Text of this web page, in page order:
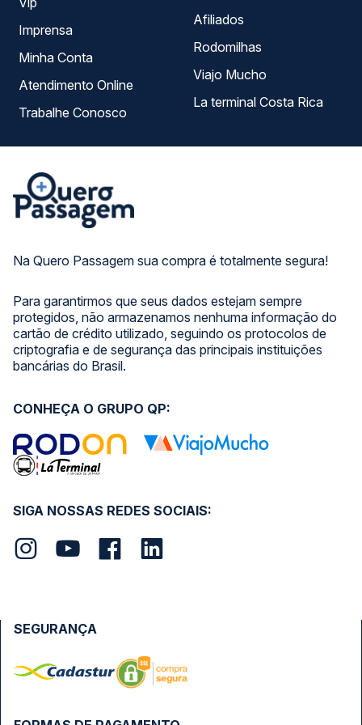
Na Quero Passagem sua compra é totalmente segura!
Para garantirmos que seus dados estejam sempre
protegidos, não armazenamos nenhuma informação do
cartão de crédito utilizado, seguindo os protocolos de
criptografia e de segurança das principais instituições
bancárias do Brasil.
Imprensa
Minha Conta
Atendimento Online
Trabalhe Conosco
Afiliados
Rodomilhas
Viajo Mucho
La terminal Costa Rica
SIGA NOSSAS REDES SOCIAIS:
CONHEÇA O GRUPO QP:
SEGURANÇA